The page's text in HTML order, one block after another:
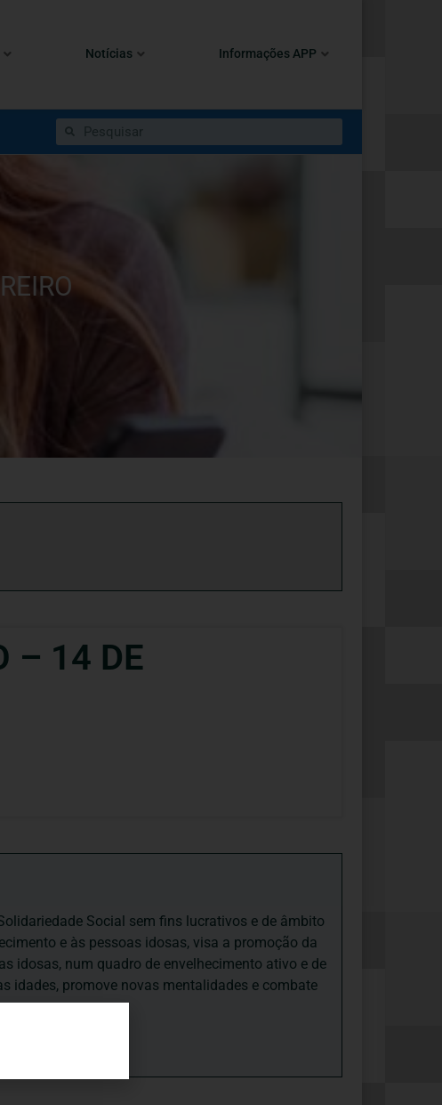
Notícias Informações APP
– 14 DE
Social sem fins lucrativos e de âmbito
e às pessoas idosas, visa a promoção da
idosas, num quadro de envelhecimento ativo e de
idades, promove novas mentalidades e combate